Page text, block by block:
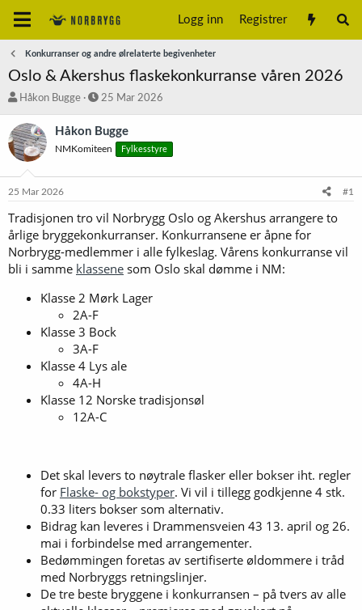
Logg inn Registrer
Konkurranser og andre ølrelaterte begivenheter
Oslo & Akershus flaskekonkurranse våren 2026
T
å
d
s
t
e
r
Håkon Bugge
S
a
t
o
25 Mar 2026
Håkon Bugge
NMKomiteen Fylkesstyre
25 Mar 2026 #1
Tradisjonen tro vil Norbrygg Oslo og Akershus arrangere to
årlige bryggekonkurranser. Konkurransene er åpne for
Norbrygg-medlemmer i alle fylkeslag. Vårens konkurranse vil
bli i samme klassene som Oslo skal dømme i NM:
Klasse 2 Mørk Lager
2A-F
Klasse 3 Bock
3A-F
Klasse 4 Lys ale
4A-H
Klasse 12 Norske tradisjonsøl
12A-C
Det skal levers to nøytrale flasker eller bokser iht. regler
for Flaske- og bokstyper. Vi vil i tillegg godkjenne 4 stk.
0.33 liters bokser som alternativ.
Bidrag kan leveres i Drammensveien 43 13. april og 26.
mai i forbindelse med arrangementer.
Bedømmingen foretas av sertifiserte øldommere i tråd
med Norbryggs retningslinjer.
De tre beste bryggene i konkurransen – på tvers av alle